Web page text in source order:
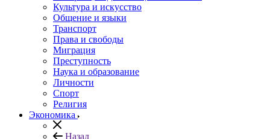
Культура и искусство
Общение и языки
Транспорт
Права и свободы
Миграция
Преступность
Наука и образование
Личности
Спорт
Религия
Экономика
Назад